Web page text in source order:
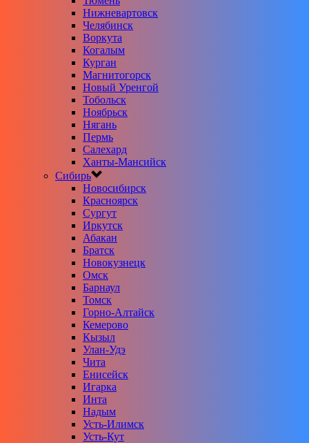
Нижневартовск
Челябинск
Воркута
Когалым
Курган
Магнитогорск
Новый Уренгой
Тобольск
Ноябрьск
Нягань
Пермь
Салехард
Ханты-Мансийск
Сибирь
Новосибирск
Красноярск
Сургут
Иркутск
Абакан
Братск
Новокузнецк
Омск
Барнаул
Томск
Горно-Алтайск
Кемерово
Кызыл
Улан-Удэ
Чита
Енисейск
Игарка
Инта
Надым
Усть-Илимск
Усть-Кут